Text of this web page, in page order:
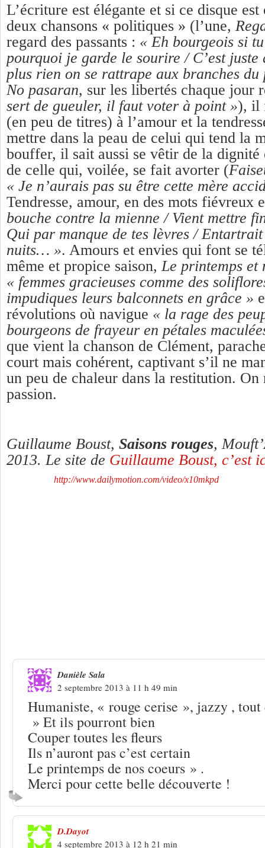
L’écriture est élégante et si ce disque
deux chansons « politiques » (l’une,
regard des passants : « Eh bourgeois si
pourquoi je garde le sourire / C’est juste
plus rien on se rattrape aux branches
No pasaran, sur les libertés chaque jour
sert de gueuler, il faut voter à point »), il
(en peu de titres) à l’amour et la
mettre dans la peau de celui qui tend la
bouffer, il sait aussi se vêtir de la dignité
de celle qui, voilée, se fait avorter (
« Je n’aurais pas su être cette mère
Tendresse, amour, en des mots fiévreux
bouche contre la mienne / Vient mettre
Qui par manque de tes lèvres / Entartrait
nuits… ». Amours et envies qui font se
même et propice saison, Le printemps et
« femmes gracieuses comme des
impudiques leurs balconnets en grâce »
révolutions où navigue « la rage des
bourgeons de frayeur en pétales
que vient la chanson de Clément,
court mais cohérent, captivant s’il ne
un peu de chaleur dans la restitution. On
passion.
Guillaume Boust, Saisons rouges,
2013. Le site de Guillaume Boust, c’est
http://www.dailymotion.com/video/x10mkpd
Danièle Sala
2 septembre 2013 à 11 h 49 min
Humaniste, « rouge cerise », jazzy , tout
» Et ils pourront bien
Couper toutes les fleurs
Ils n’auront pas c’est certain
Le printemps de nos coeurs » .
Merci pour cette belle découverte !
D.Dayot
4 septembre 2013 à 12 h 21 min